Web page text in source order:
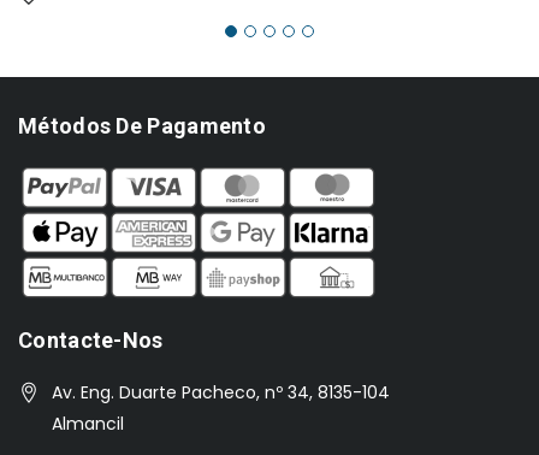
Métodos De Pagamento
Contacte-Nos
Av. Eng. Duarte Pacheco, nº 34, 8135-104
Almancil